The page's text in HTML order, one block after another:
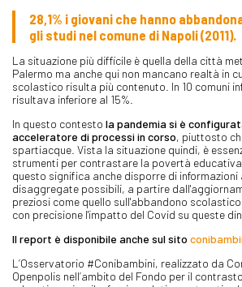
28,1% i giovani che hanno
gli studi nel comune di Napoli (2011).
La situazione più difficile è quella della città
Palermo ma anche qui non mancano realtà in
scolastico risulta più contenuto. In 10 comuni
risultava inferiore al 15%.
In questo contesto la pandemia si è
acceleratore di processi in corso, piuttosto
spartiacque. Vista la situazione quindi, è
strumenti per contrastare la povertà
questo significa anche disporre di
disaggregate possibili, a partire
preziosi come quello sull'abbandono
con precisione l'impatto del Covid su queste
Il report è disponibile anche sul sito
L’Osservatorio #Conibambini, realizzato da
Openpolis nell’ambito del Fondo per il